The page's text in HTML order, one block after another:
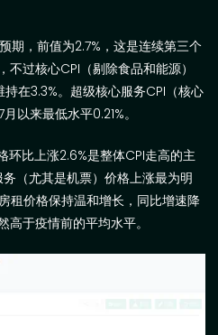
期，前值为2.7% ，这是连续第三个
不过核心CPI （剔除食品和能源）
持在3.3%。超级核心服务CPI （核心
月以来最低水平0.21%。
环比上涨2.6%是整体CPI走高的主
（尤其是机票）价格上涨最为明
租价格保持温和增长，同比增速降
高于疫情前的平均水平。